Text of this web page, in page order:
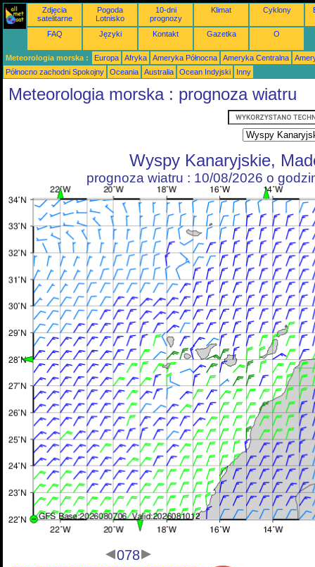
Zdjęcia
satelitarne
Pogoda
Lotnisko
10-dni
prognozy
Klimat Cyklony
FAQ Języki Kontakt Gazetka O
Meteorologia morska : Europa Afryka Ameryka Północna Ameryka Centralna
Północno zachodni Spokojny
Oceania Australia Ocean Indyjski Inny
Meteorologia morska : prognoza wiatru
Wyspy Kanaryjskie,
prognoza wiatru : 10/08/2026 o
078